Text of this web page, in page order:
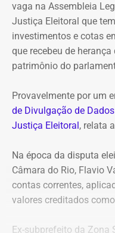
vaga na Assembleia
Justiça Eleitoral que
investimentos e cotas
que recebeu de
patrimônio do
Provavelmente por um
de Divulgação de
Justiça Eleitoral, relata
Na época da disputa
Câmara do Rio, Flavio
contas correntes,
valores creditados
Ex-subprefeito da Zona